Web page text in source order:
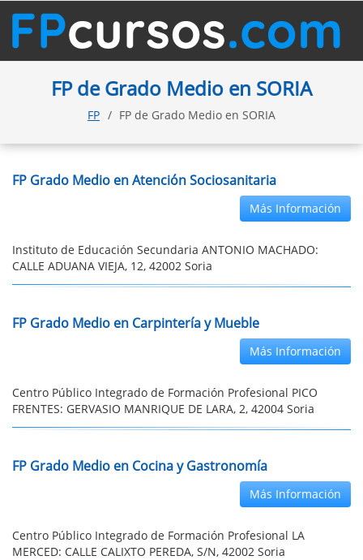
FP de Grado Medio en SORIA
FP FP de Grado Medio en SORIA
FP Grado Medio en Atención Sociosanitaria
Más Información
Instituto de Educación Secundaria ANTONIO MACHADO:
CALLE ADUANA VIEJA, 12, 42002 Soria
FP Grado Medio en Carpintería y Mueble
Más Información
Centro Público Integrado de Formación Profesional PICO
FRENTES: GERVASIO MANRIQUE DE LARA, 2, 42004 Soria
FP Grado Medio en Cocina y Gastronomía
Más Información
Centro Público Integrado de Formación Profesional LA
MERCED: CALLE CALIXTO PEREDA, S/N, 42002 Soria